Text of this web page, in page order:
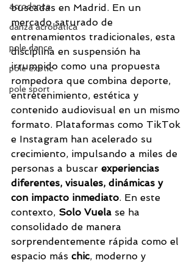
acrodanza
danza acrobática
pole dance
pole exotic
pole sport
buscadas en Madrid. En un
mercado saturado de
entrenamientos tradicionales, esta
disciplina en suspensión ha
irrumpido como una propuesta
rompedora que combina deporte,
entretenimiento, estética y
contenido audiovisual en un mismo
formato. Plataformas como TikTok
e Instagram han acelerado su
crecimiento, impulsando a miles de
personas a buscar experiencias
diferentes, visuales, dinámicas y
con impacto inmediato. En este
contexto, Solo Vuela se ha
consolidado de manera
sorprendentemente rápida como el
espacio más chic, moderno y